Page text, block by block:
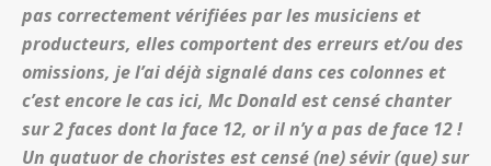
pas correctement vérifiées par les musiciens et
producteurs, elles comportent des erreurs et/ou des
omissions, je l’ai déjà signalé dans ces colonnes et
c’est encore le cas ici, Mc Donald est censé chanter
sur 2 faces dont la face 12, or il n’y a pas de face 12 !
Un quatuor de choristes est censé (ne) sévir (que) sur